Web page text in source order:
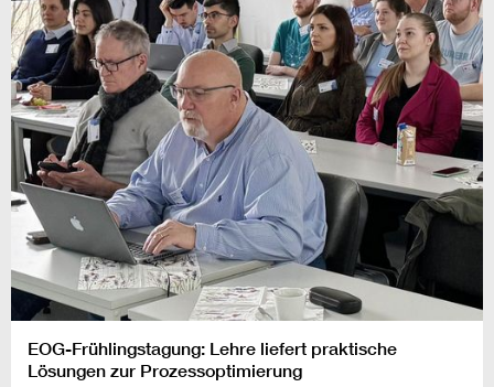
EOG-Frühlingstagung: Lehre liefert praktische
Lösungen zur Prozessoptimierung